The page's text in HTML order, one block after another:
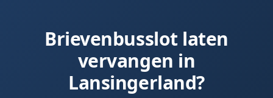
Brievenbusslot laten
vervangen in
Lansingerland?